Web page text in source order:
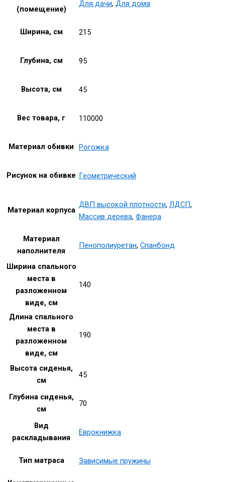
(помещение)
Для дачи, Для дома
Ширина, см 215
Глубина, см 95
Высота, см 45
Вес товара, г 110000
Материал обивки Рогожка
Рисунок на обивке Геометрический
Материал корпуса
ДВП высокой плотности, ЛДСП,
Массив дерева, Фанера
Материал
наполнителя
Пенополиуретан, Спанбонд
Ширина спального
места в
разложенном
виде, см
140
Длина спального
места в
разложенном
виде, см
190
Высота сиденья,
см
45
Глубина сиденья,
см
70
Вид
раскладывания
Еврокнижка
Тип матраса Зависимые пружины